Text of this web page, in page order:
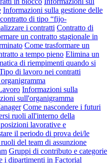
Informazioni sulla gestione delle
di tipo “fijo-
i contratti Contratto di
un contratto stagionale in
Come trasformare un
a tempo pieno Elimina un
di riempimenti quando si
di lavoro nei contratti
Informazioni sulla
sull'organigramma
Come nascondere i futuri
ruoli all'interno della
lavorative e
il periodo di prova dei/le
del team di assunzione
Gruppi di contributo e categorie
i dipartimenti in Factorial